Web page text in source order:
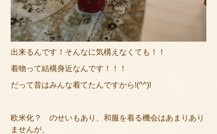
出来るんです！そんなに気構えなくても！！
着物って結構身近なんです！！！
だって昔はみんな着てたんですから!(^^)!
欧米化？ のせいもあり、和服を着る機会はあまりあり
ませんが、